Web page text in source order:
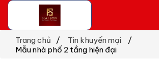
Trang chủ
Tin khuyến mại
Mẫu nhà phố 2 tầng hiện đại